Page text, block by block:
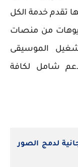
تقدم خدمة الكل
من منصات
الموسيقى
شامل لكافة
مجانية لدمج الصور